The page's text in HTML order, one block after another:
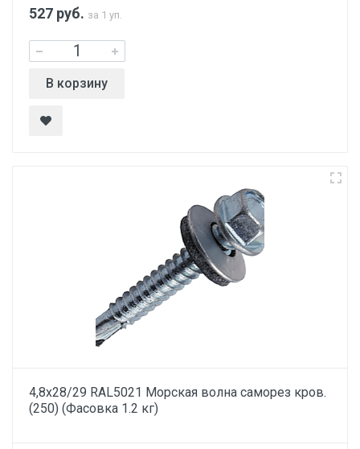
527 руб. за 1 уп.
В корзину
4,8х28/29 RAL5021 Морская волна саморез кров.
(250) (Фасовка 1.2 кг)